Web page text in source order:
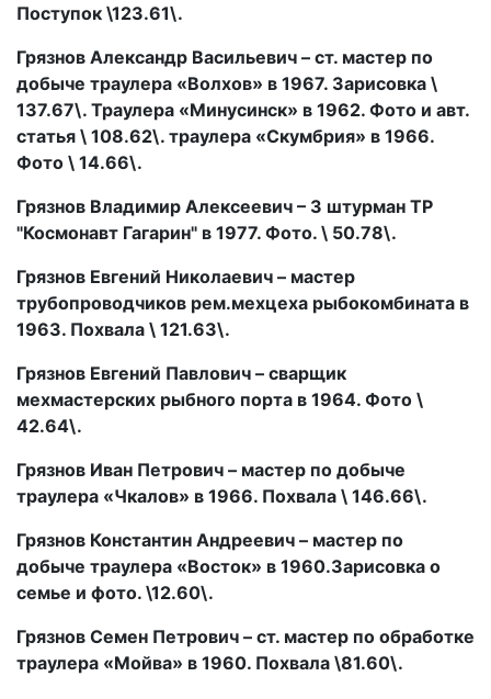
Поступок \123.61\.
Грязнов Александр Васильевич – ст. мастер по
добыче траулера «Волхов» в 1967. Зарисовка \
137.67\. Траулера «Минусинск» в 1962. Фото и авт.
статья \ 108.62\. траулера «Скумбрия» в 1966.
Фото \ 14.66\.
Грязнов Владимир Алексеевич – 3 штурман ТР
"Космонавт Гагарин" в 1977. Фото. \ 50.78\.
Грязнов Евгений Николаевич – мастер
трубопроводчиков рем.мехцеха рыбокомбината в
1963. Похвала \ 121.63\.
Грязнов Евгений Павлович – сварщик
мехмастерских рыбного порта в 1964. Фото \
42.64\.
Грязнов Иван Петрович – мастер по добыче
траулера «Чкалов» в 1966. Похвала \ 146.66\.
Грязнов Константин Андреевич – мастер по
добыче траулера «Восток» в 1960.Зарисовка о
семье и фото. \12.60\.
Грязнов Семен Петрович – ст. мастер по обработке
траулера «Мойва» в 1960. Похвала \81.60\.